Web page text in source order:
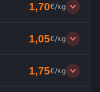
1,70€/kg
1,05€/kg
1,75€/kg